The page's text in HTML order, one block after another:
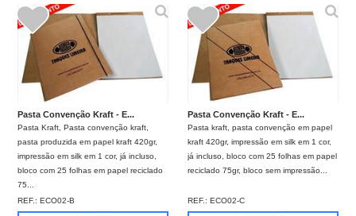
Pasta Convenção Kraft - E...
Pasta Kraft, Pasta convenção kraft,
pasta produzida em papel kraft 420gr,
impressão em silk em 1 cor, já incluso,
bloco com 25 folhas em papel reciclado
75...
REF.:ECO02-B
Pasta Convenção Kraft - E...
Pasta kraft, pasta convenção em papel
kraft 420gr, impressão em silk em 1 cor,
já incluso, bloco com 25 folhas em papel
reciclado 75gr, bloco sem impressão...
REF.:ECO02-C